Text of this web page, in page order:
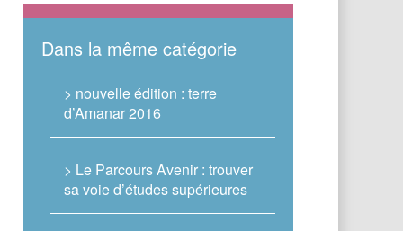
Dans la même catégorie
> nouvelle édition : terre
d’Amanar 2016
> Le Parcours Avenir : trouver
sa voie d’études supérieures